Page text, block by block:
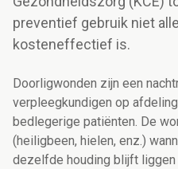
preventief gebruik niet
kosteneffectief is.
Doorligwonden zijn een
verpleegkundigen op
bedlegerige patiënten. De
(heiligbeen, hielen, enz.)
dezelfde houding blijft